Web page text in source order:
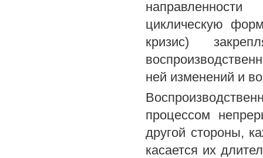
циклическую
кризис)
ней изменений и
процессом
другой стороны,
касается их